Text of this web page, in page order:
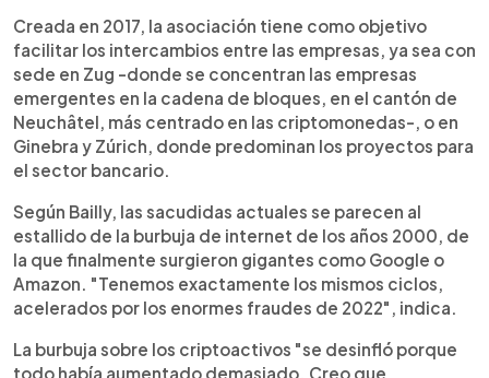
Creada en 2017, la asociación tiene como objetivo
facilitar los intercambios entre las empresas, ya sea con
sede en Zug -donde se concentran las empresas
emergentes en la cadena de bloques, en el cantón de
Neuchâtel, más centrado en las criptomonedas-, o en
Ginebra y Zúrich, donde predominan los proyectos para
el sector bancario.
Según Bailly, las sacudidas actuales se parecen al
estallido de la burbuja de internet de los años 2000, de
la que finalmente surgieron gigantes como Google o
Amazon. "Tenemos exactamente los mismos ciclos,
acelerados por los enormes fraudes de 2022", indica.
La burbuja sobre los criptoactivos "se desinfló porque
todo había aumentado demasiado. Creo que